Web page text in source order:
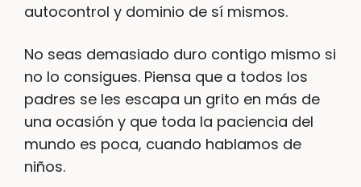
autocontrol y dominio de sí mismos.
No seas demasiado duro contigo mismo si
no lo consigues. Piensa que a todos los
padres se les escapa un grito en más de
una ocasión y que toda la paciencia del
mundo es poca, cuando hablamos de
niños.